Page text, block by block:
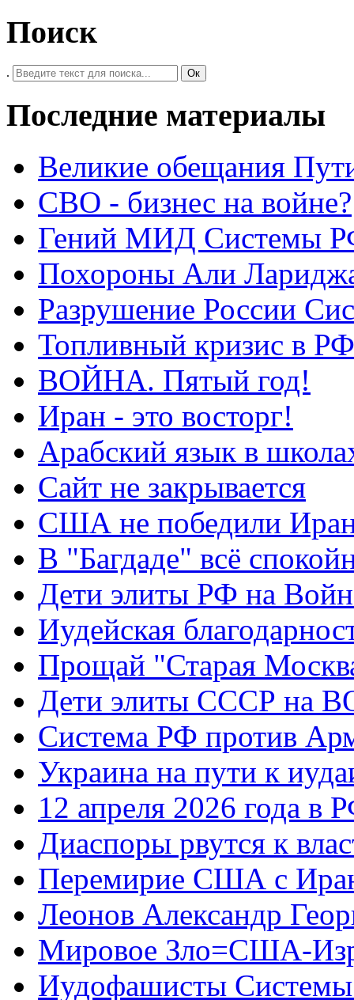
Поиск
. Ок
Последние материалы
Великие обещания
СВО - бизнес на войне?
Гений МИД Системы
Похороны Али
Разрушение России
Топливный кризис в РФ
ВОЙНА. Пятый год!
Иран - это восторг!
Арабский язык в
Сайт не закрывается
США не победили
В "Багдаде" всё
Дети элиты РФ на
Иудейская
Прощай "Старая
Дети элиты СССР на
Система РФ против
Украина на пути к
12 апреля 2026 года в
Диаспоры рвутся к
Перемирие США с
Леонов Александр
Мировое Зло=США-
Иудофашисты